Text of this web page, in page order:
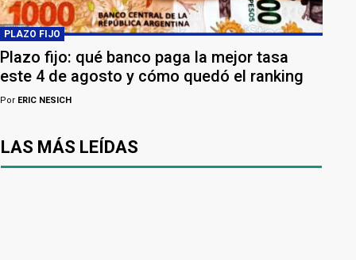
PLAZO FIJO
Plazo fijo: qué banco paga la mejor tasa
este 4 de agosto y cómo quedó el ranking
Por ERIC NESICH
LAS MÁS LEÍDAS